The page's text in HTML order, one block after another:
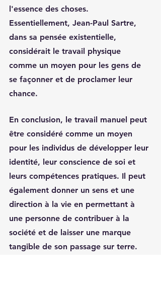
l'essence des choses.
Essentiellement, Jean-Paul Sartre,
dans sa pensée existentielle,
considérait le travail physique
comme un moyen pour les gens de
se façonner et de proclamer leur
chance.
En conclusion, le travail manuel peut
être considéré comme un moyen
pour les individus de développer leur
identité, leur conscience de soi et
leurs compétences pratiques. Il peut
également donner un sens et une
direction à la vie en permettant à
une personne de contribuer à la
société et de laisser une marque
tangible de son passage sur terre.